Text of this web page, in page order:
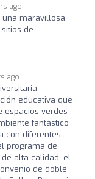
ago
una maravillosa
de
ago
educativa que
espacios verdes
fantástico
con diferentes
programa de
alta calidad, el
de doble